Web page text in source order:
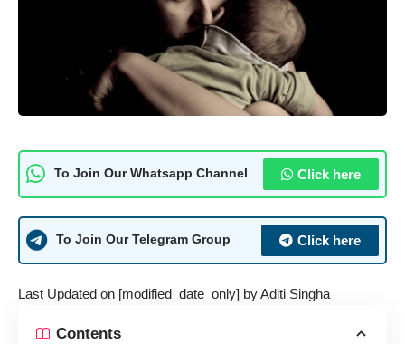
To Join Our Whatsapp Channel Click here
To Join Our Telegram Group Click here
Last Updated on [modified_date_only] byAditi Singha
Contents